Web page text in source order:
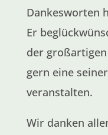
Dankesworten
Er
der
gern eine
veranstalten.
Wir danken